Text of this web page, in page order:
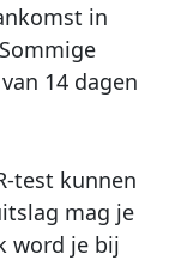
in
14 dagen
test kunnen
mag je
word je bij